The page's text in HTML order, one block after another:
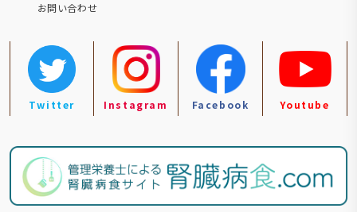
お問い合わせ
Twitter Instagram Facebook Youtube